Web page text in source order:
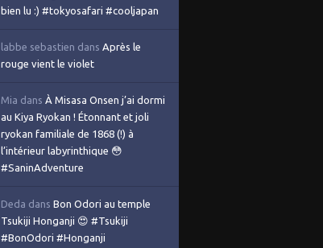
bien lu :) #tokyosafari #cooljapan
labbe sebastien dans Après le
rouge vient le violet
Mia dans À Misasa Onsen j’ai dormi
au Kiya Ryokan ! Étonnant et joli
ryokan familiale de 1868 (!) à
l’intérieur labyrinthique 😳
#SaninAdventure
Deda dans Bon Odori au temple
Tsukiji Honganji 😍 #Tsukiji
#BonOdori #Honganji